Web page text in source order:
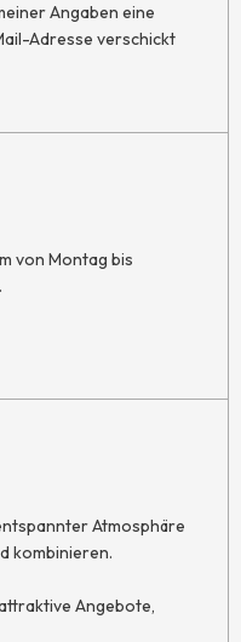
Angaben eine
Adresse verschickt
von Montag bis
Atmosphäre
kombinieren.
Angebote,